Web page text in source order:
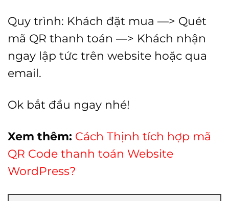
Quy trình: Khách đặt mua —> Quét
mã QR thanh toán —> Khách nhận
ngay lập tức trên website hoặc qua
email.
Ok bắt đầu ngay nhé!
Xem thêm: Cách Thịnh tích hợp mã
QR Code thanh toán Website
WordPress?